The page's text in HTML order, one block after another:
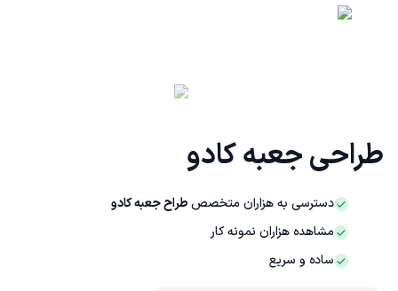
طراحی جعبه کادو
دسترسی به هزاران متخصصطراح جعبه کادو
مشاهده هزاران نمونه کار
ساده و سریع